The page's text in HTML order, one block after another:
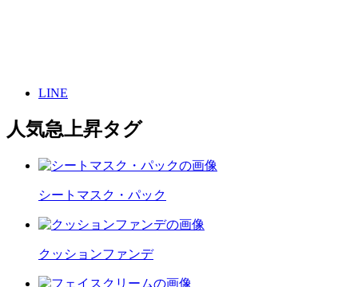
LINE
人気急上昇タグ
シートマスク・パック
クッションファンデ